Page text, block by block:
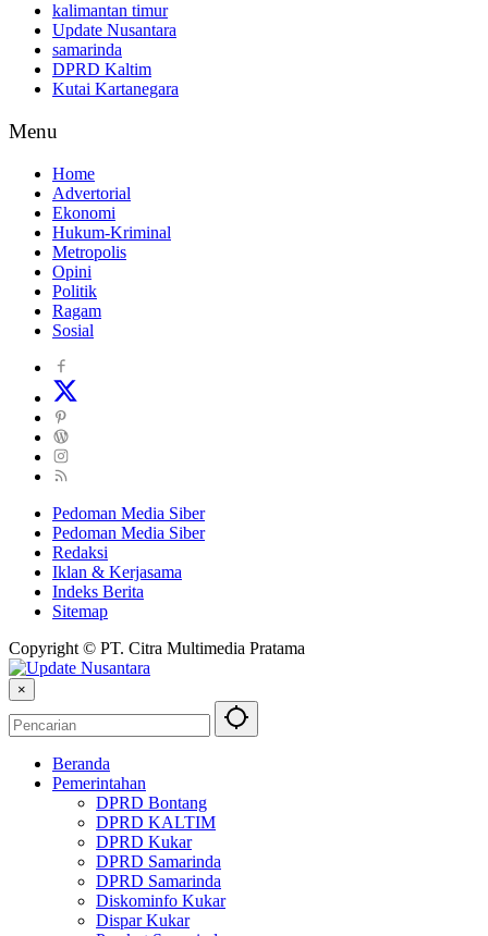
kalimantan timur
Update Nusantara
samarinda
DPRD Kaltim
Kutai Kartanegara
Menu
Home
Advertorial
Ekonomi
Hukum-Kriminal
Metropolis
Opini
Politik
Ragam
Sosial
Pedoman Media Siber
Pedoman Media Siber
Redaksi
Iklan & Kerjasama
Indeks Berita
Sitemap
Copyright © PT. Citra Multimedia Pratama
×
Beranda
Pemerintahan
DPRD Bontang
DPRD KALTIM
DPRD Kukar
DPRD Samarinda
DPRD Samarinda
Diskominfo Kukar
Dispar Kukar